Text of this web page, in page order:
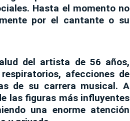
Hasta el momento no
por el cantante o su
del artista de 56 años,
afecciones de
de su carrera musical. A
las figuras más influyentes
una enorme atención